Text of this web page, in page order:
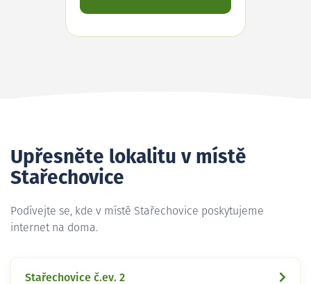
Upřesněte lokalitu v místě
Stařechovice
Podívejte se, kde v místě Stařechovice poskytujeme
internet na doma.
Stařechovice č.ev. 2